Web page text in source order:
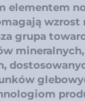
elementem
wzrost
grupa